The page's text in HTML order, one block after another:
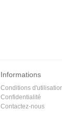
Informations
Conditions
Confidentialité
Contactez-nous